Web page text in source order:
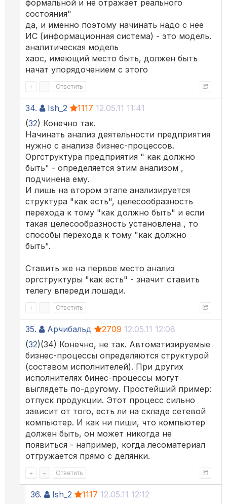
формальной и не отражает реального
состояния"
да, и именно поэтому начинать надо с нее
ИС (информационная система) - это модель.
аналитическая модель
хаос, имеющий место быть, должен быть
начат упорядочением с этого
+ – Ответить
34. Ish_2 1117 12.05.11 11:41
(32) Конечно так.
Начинать анализ деятельности предприятия
нужно с анализа бизнес-процессов.
Оргструктура предприятия " как должно
быть" - определяется этим анализом ,
подчинена ему.
И лишь на втором этапе анализируется
структура "как есть", целесообразность
перехода к тому "как должно быть" и если
такая целесообразность установлена , то
способы перехода к тому "как должно
быть".
Ставить же на первое место анализ
оргструктуры "как есть" - значит ставить
телегу впереди лошади.
+ – Ответить
35. Арчибальд 2709 12.05.11 12:08
(32)(34) Конечно, не так. Автоматизируемые
бизнес-процессы определяются структурой
(составом исполнителей). При других
исполнителях бинес-процессы могут
выглядеть по-другому. Простейший пример:
отпуск продукции. Этот процесс сильно
зависит от того, есть ли на складе сетевой
компьютер. И как ни пиши, что компьютер
должен быть, он может никогда не
появиться - например, когда лесоматериал
отгружается прямо с делянки.
+ – Ответить
36. Ish_2 1117 12.05.11 12:12